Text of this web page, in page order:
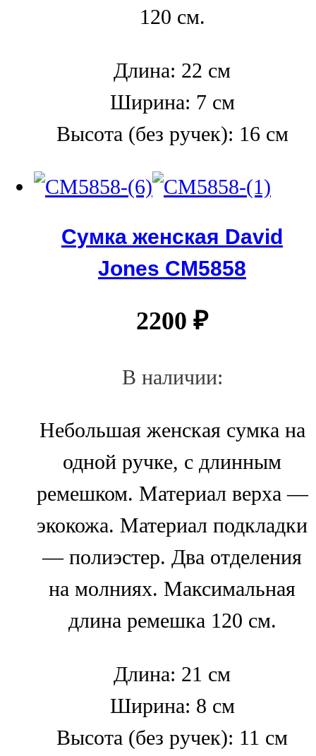
120 см.
Длина: 22 см
Ширина: 7 см
Высота (без ручек): 16 см
Сумка женская David
Jones СМ5858
2200 ₽
В наличии:
Небольшая женская сумка на
одной ручке, с длинным
ремешком. Материал верха —
экокожа. Материал подкладки
— полиэстер. Два отделения
на молниях. Максимальная
длина ремешка 120 см.
Длина: 21 см
Ширина: 8 см
Высота (без ручек): 11 см